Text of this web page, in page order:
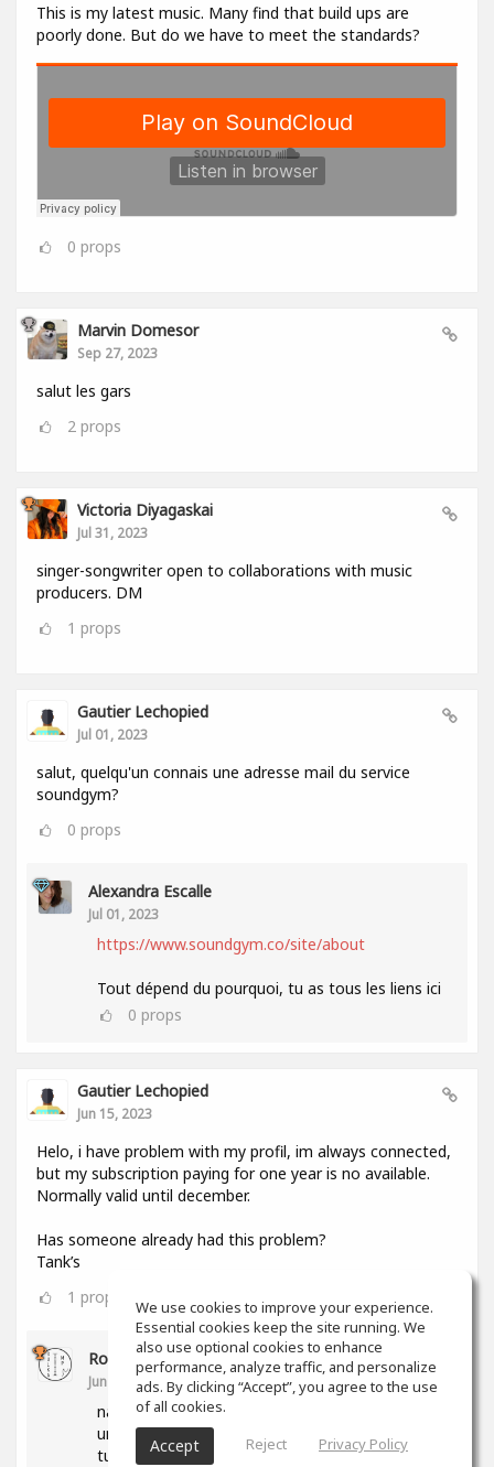
This is my latest music. Many find that build ups are
poorly done. But do we have to meet the standards?
0 props
Marvin Domesor
Sep 27, 2023
salut les gars
2 props
Victoria Diyagaskai
Jul 31, 2023
singer-songwriter open to collaborations with music
producers. DM
1 props
Gautier Lechopied
Jul 01, 2023
salut, quelqu'un connais une adresse mail du service
soundgym?
0 props
Alexandra Escalle
Jul 01, 2023
https://www.soundgym.co/site/about
Tout dépend du pourquoi, tu as tous les liens ici
0 props
Gautier Lechopied
Jun 15, 2023
Helo, i have problem with my profil, im always connected,
but my subscription paying for one year is no available.
Normally valid until december.
Has someone already had this problem?
Tank’s
1 props
Romain Moser
Jun 15, 2023
nan deso mais va voir dans tes parametre y e
une section sur ton abonnement, peut etre que
tu trouveras l'info ici
We use cookies to improve your experience.
Essential cookies keep the site running. We
also use optional cookies to enhance
performance, analyze traffic, and personalize
ads. By clicking “Accept”, you agree to the use
of all cookies.
Accept Reject Privacy Policy